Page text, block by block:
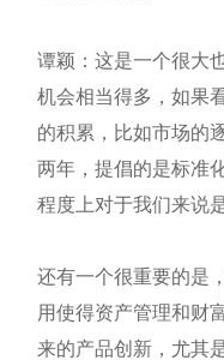
谭颖：这是一个很大
机会相当得多，如果
的积累，比如市场的
两年，提倡的是标准
程度上对于我们来说
还有一个很重要的是
用使得资产管理和财
来的产品创新，尤其